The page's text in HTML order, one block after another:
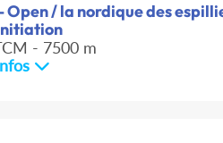
Open / la nordique des
- 7500 m